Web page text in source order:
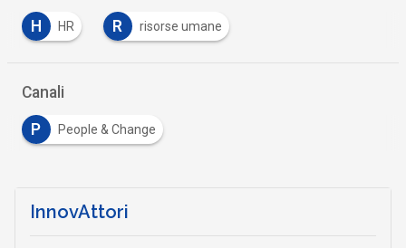
H HR R risorse umane
Canali
P People & Change
InnovAttori